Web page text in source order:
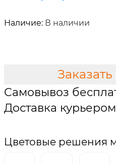
Наличие: В наличии
Самовывоз
Доставка
Цветовые решения